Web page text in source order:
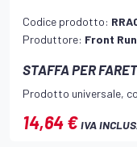
Codice prodotto:
Produttore: Front
STAFFA PER
Prodotto universale,
14,64 €IVA